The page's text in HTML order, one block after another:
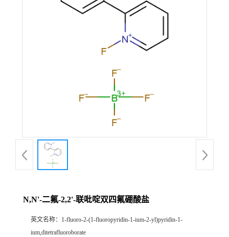
N,N'-二氟-2,2'-联吡啶双四氟硼酸盐
英文名称： 1-fluoro-2-(1-fluoropyridin-1-ium-2-yl)pyridin-1-
ium,ditetrafluoroborate